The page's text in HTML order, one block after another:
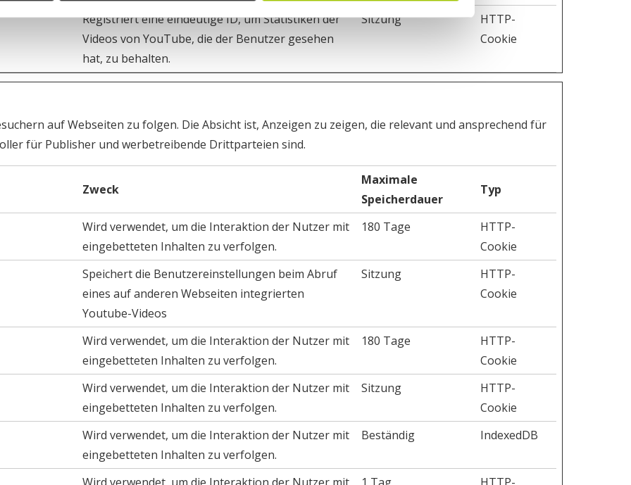
Registriert eine eindeutige ID, um Statistiken der
Videos von YouTube, die der Benutzer gesehen
hat, zu behalten.
Sitzung
HTTP-
Cookie
auf Webseiten zu folgen. Die Absicht ist, Anzeigen zu zeigen, die relevant und ansprechend für
für Publisher und werbetreibende Drittparteien sind.
Zweck
Maximale
Speicherdauer
Typ
Wird verwendet, um die Interaktion der Nutzer mit
eingebetteten Inhalten zu verfolgen.
180 Tage
HTTP-
Cookie
Speichert die Benutzereinstellungen beim Abruf
eines auf anderen Webseiten integrierten
Youtube-Videos
Sitzung
HTTP-
Cookie
Wird verwendet, um die Interaktion der Nutzer mit
eingebetteten Inhalten zu verfolgen.
180 Tage
HTTP-
Cookie
Wird verwendet, um die Interaktion der Nutzer mit
eingebetteten Inhalten zu verfolgen.
Sitzung
HTTP-
Cookie
Wird verwendet, um die Interaktion der Nutzer mit
eingebetteten Inhalten zu verfolgen.
Beständig IndexedDB